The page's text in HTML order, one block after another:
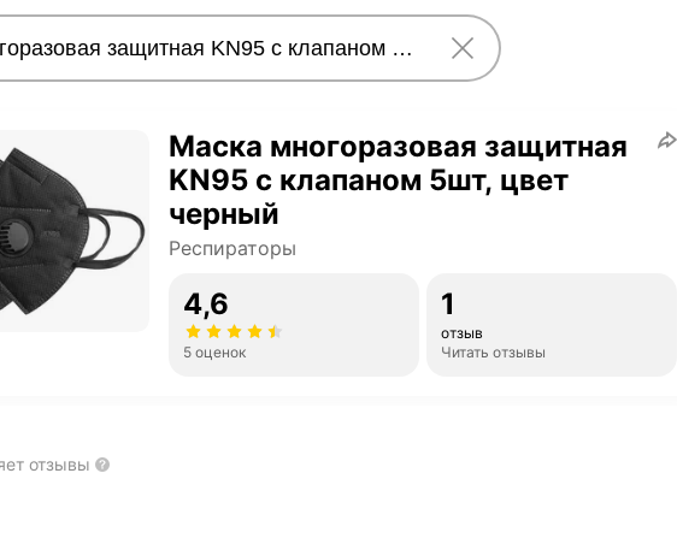
Маска многоразовая защитная
KN95 с клапаном 5шт, цвет
черный
Респираторы
4,6
5 оценок
1
отзыв
Читать отзывы
отзывы